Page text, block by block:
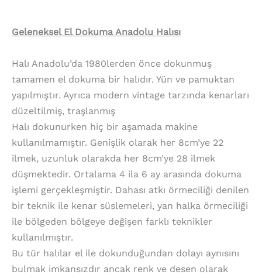
Geleneksel El Dokuma Anadolu Halısı
Halı Anadolu’da 1980lerden önce dokunmuş
tamamen el dokuma bir halıdır. Yün ve pamuktan
yapılmıştır. Ayrıca modern vintage tarzında kenarları
düzeltilmiş, traşlanmış
Halı dokunurken hiç bir aşamada makine
kullanılmamıştır. Genişlik olarak her 8cm’ye 22
ilmek, uzunluk olarakda her 8cm’ye 28 ilmek
düşmektedir. Ortalama 4 ila 6 ay arasında dokuma
işlemi gerçekleşmiştir. Dahası atkı örmeciliği denilen
bir teknik ile kenar süslemeleri, yan halka örmeciliği
ile bölgeden bölgeye değişen farklı teknikler
kullanılmıştır.
Bu tür halılar el ile dokunduğundan dolayı aynısını
bulmak imkansızdır ancak renk ve desen olarak